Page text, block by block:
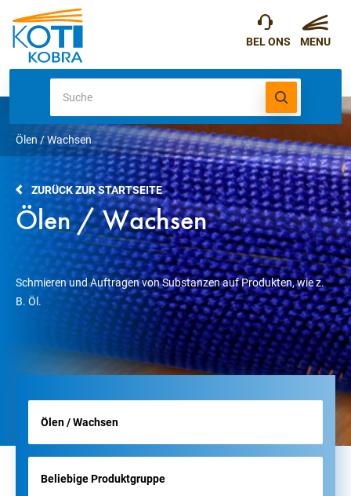
Ölen / Wachsen
ZURÜCK ZUR STARTSEITE
Ölen / Wachsen
Schmieren und Auftragen von Substanzen auf Produkten, wie z.
B. Öl.